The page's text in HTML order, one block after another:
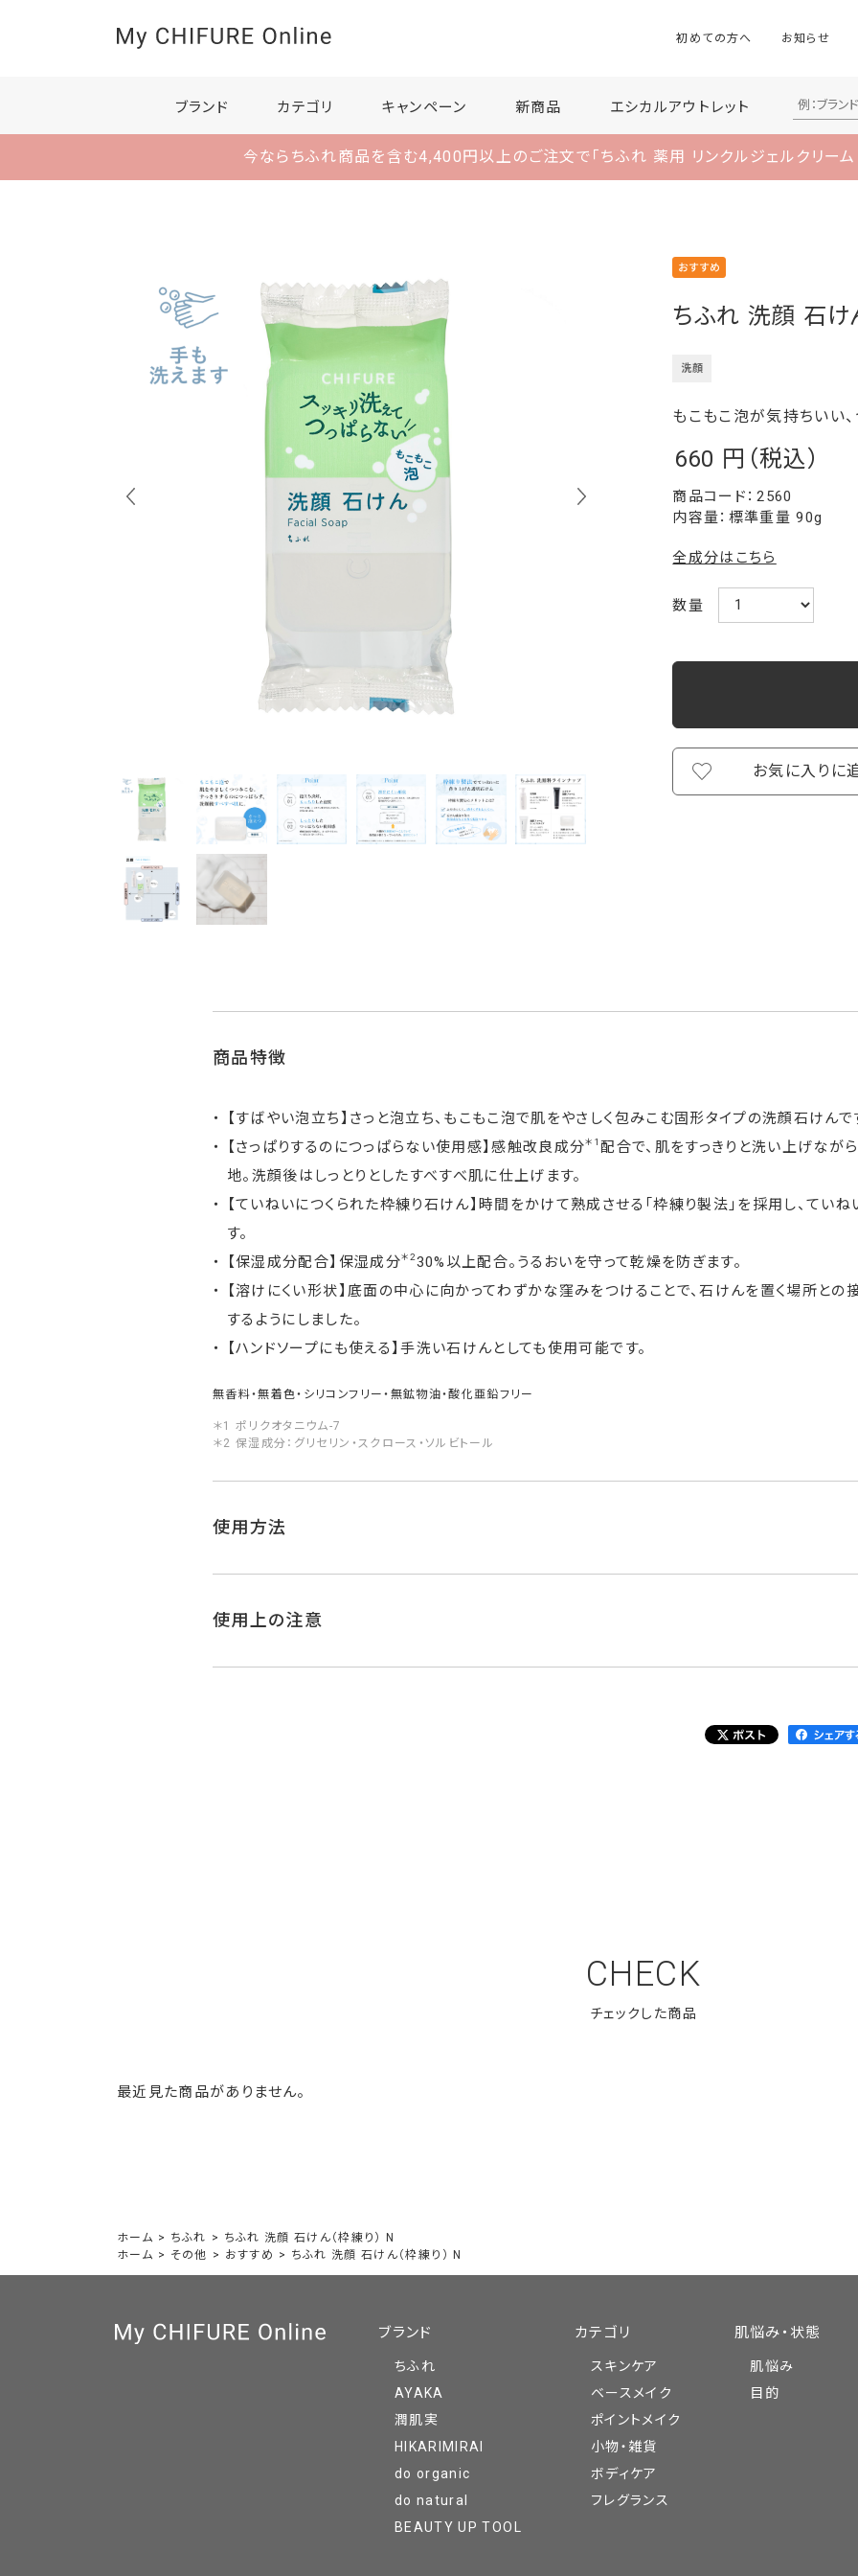
初めての方へ お知らせ
ブランド カテゴリ キャンペーン 新商品 エシカルアウトレット
今ならちふれ商品を含む4,400円以上のご注文で 「ちふれ 薬用 リンクルジェルクリーム
ホーム > ちふれ > ちふれ 洗顔 石けん（枠練り） N
ホーム > その他 > おすすめ > ちふれ 洗顔 石けん（枠練り） N
洗顔
ちふれ 洗顔 石け
660
2560
もこもこ泡が気持ちいい
内容量：標準重量 90g
全成分はこちら
数量
お気に入りに
商品特徴
【すばやい泡立ち】さっと泡立ち、もこもこ泡で肌をやさしく包みこむ固形タイプの洗顔石けんで
【さっぱりするのにつっぱらない使用感】感触改良成分＊1配合で、肌をすっきりと洗い上げなが
地。洗顔後はしっとりとしたすべすべ肌に仕上げます。
【ていねいにつくられた枠練り石けん】時間をかけて熟成させる「枠練り製法」を採用し、てい
す。
【保湿成分配合】保湿成分＊230%以上配合。うるおいを守って乾燥を防ぎます。
【溶けにくい形状】底面の中心に向かってわずかな窪みをつけることで、石けんを置く場所との
するようにしました。
【ハンドソープにも使える】手洗い石けんとしても使用可能です。
無香料・無着色・シリコンフリー・無鉱物油・酸化亜鉛フリー
＊1 ポリクオタニウム-7
＊2 保湿成分：グリセリン・スクロース・ソルビトール
使用方法
使用上の注意
CHECK
最近見た商品がありません。
ブランド
ちふれ
AYAKA
潤肌実
HIKARIMIRAI
do organic
do natural
BEAUTY UP TOOL
カテゴリ
スキンケア
ベースメイク
ポイントメイク
小物・雑貨
ボディケア
フレグランス
肌悩み・状態
肌悩み
目的